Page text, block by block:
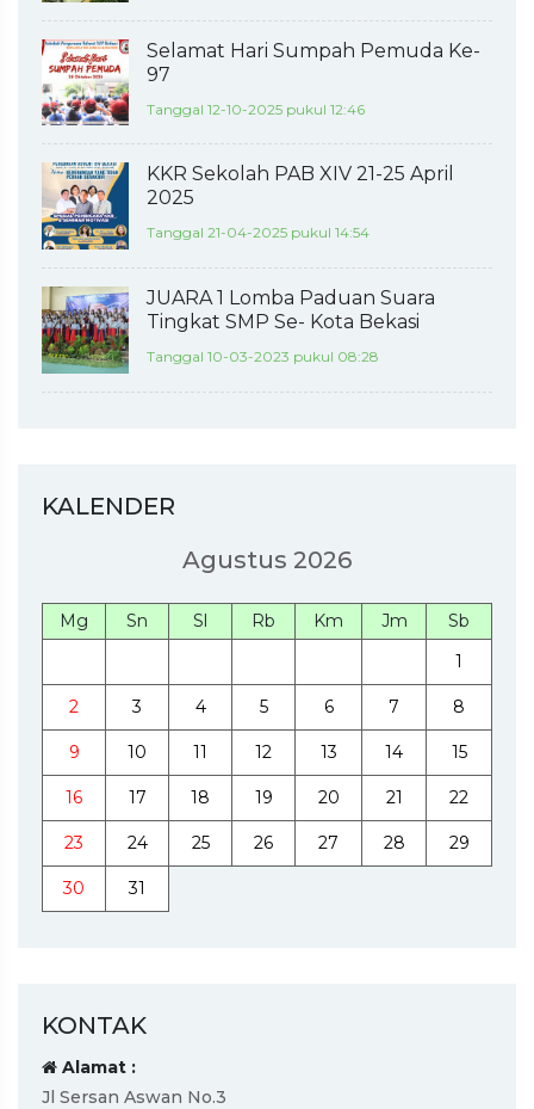
Selamat Hari Sumpah Pemuda Ke-
97
Tanggal 12-10-2025 pukul 12:46
KKR Sekolah PAB XIV 21-25 April
2025
Tanggal 21-04-2025 pukul 14:54
JUARA 1 Lomba Paduan Suara
Tingkat SMP Se- Kota Bekasi
Tanggal 10-03-2023 pukul 08:28
KALENDER
Agustus 2026
Mg Sn Sl Rb Km Jm
Sb
1
2 3 4 5 6 7 8
9 10 11 12 13 14 15
16 17 18 19 20 21 22
23 24 25 26 27 28 29
30 31
KONTAK
Alamat :
Jl Sersan Aswan No.3